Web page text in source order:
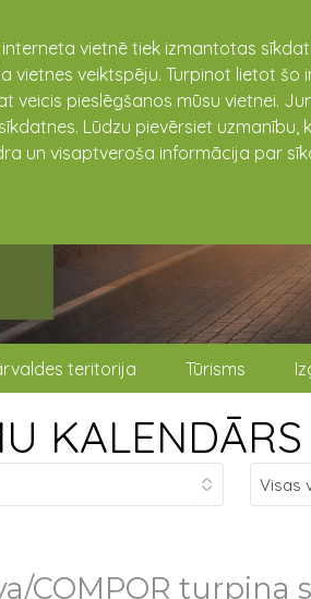
vietnē tiek izmantotas
vietnes veiktspēju. Turpinot lietot
veicis pieslēgšanos mūsu vietnei.
Lūdzu pievērsiet
un visaptveroša informācija par
teritorija Tūrisms
KALENDĀRS
COMPOR turpina